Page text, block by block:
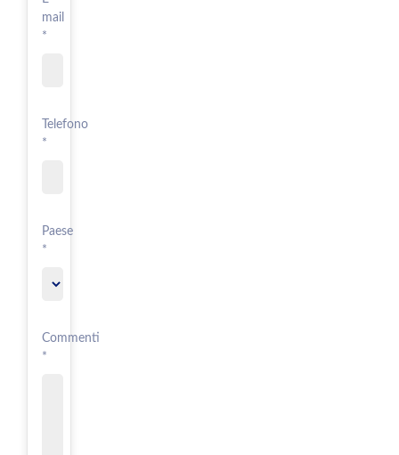
mail
*
Telefono
*
Paese
*
Commenti
*